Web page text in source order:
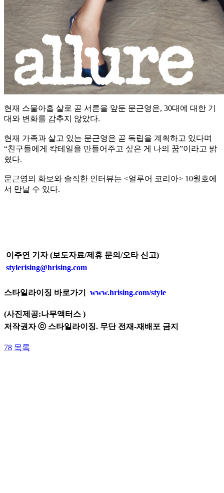
현재 스물아홉 살로 곧 서른을 앞둔 문근영은, 30대에 대한 기
대와 변화를 감추지 않았다.
현재 가족과 살고 있는 문근영은 곧 독립을 계획하고 있다며
“친구들에게 칵테일을 만들어주고 싶은 게 나의 꿈”이라고 밝
혔다.
문근영의 화보와 솔직한 인터뷰는 <얼루어 코리아> 10월호에
서 만날 수 있다.
이주연 기자 (보도자료/제휴 문의/오타 신고)
stylerising@hrising.com
스타일라이징 바로가기 www.hrising.com/style
(사진제공:나무액터스 )
저작권자 ⓒ 스타일라이징. 무단 전재-재배포 금지
78 목록